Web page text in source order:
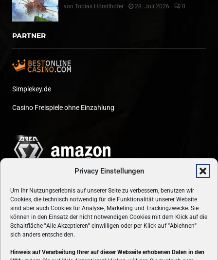
Privacy Einstellungen
Um Ihr Nutzungserlebnis auf unserer Seite zu verbessern, benutzen wir
Cookies, die technisch notwendig für die Funktionalität unserer Website
sind aber auch Cookies für Analyse-, Marketing und Trackingzwecke. Sie
können in den Einsatz der nicht notwendigen Cookies mit dem Klick auf die
Schaltfläche "Alle Akzeptieren" einwilligen oder per Klick auf"Ablehnen"
sich anders entscheiden.
Hinweis auf Verarbeitung Ihrer auf dieser Webseite erhobenen Daten in den
von Tobias Hörstlhofer 28. Juli 2026 0
PARTNER
Simplekey.de
Casino Freispiele ohne Einzahlung